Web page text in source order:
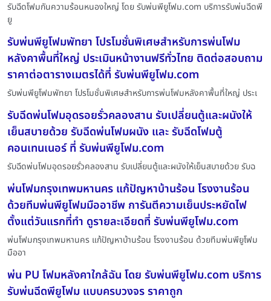
รับฉีดโฟมกันความร้อนหนองใหญ่ โดย รับพ่นพียูโฟม.com บริการรับพ่นฉีดพี
ยู
รับพ่นพียูโฟมพัทยา โปรโมชั่นพิเศษสำหรับการพ่นโฟม
หลังคาพื้นที่ใหญ่ ประเมินหน้างานฟรีทั่วไทย ติดต่อสอบถาม
ราคาต่อตารางเมตรได้ที่ รับพ่นพียูโฟม.com
รับพ่นพียูโฟมพัทยา โปรโมชั่นพิเศษสำหรับการพ่นโฟมหลังคาพื้นที่ใหญ่ ประเ
รับฉีดพ่นโฟมอุดรอยรั่วคลองสาน รับเปลี่ยนตู้และผนังให้
เย็นสบายด้วย รับฉีดพ่นโฟมผนัง และ รับฉีดโฟมตู้
คอนเทนเนอร์ ที่ รับพ่นพียูโฟม.com
รับฉีดพ่นโฟมอุดรอยรั่วคลองสาน รับเปลี่ยนตู้และผนังให้เย็นสบายด้วย รับฉ
พ่นโฟมกรุงเทพมหานคร แก้ปัญหาบ้านร้อน โรงงานร้อน
ด้วยทีมพ่นพียูโฟมมืออาชีพ การันตีความเย็นประหยัดไฟ
ตั้งแต่วันแรกที่ทำ ดูรายละเอียดที่ รับพ่นพียูโฟม.com
พ่นโฟมกรุงเทพมหานคร แก้ปัญหาบ้านร้อน โรงงานร้อน ด้วยทีมพ่นพียูโฟม
มืออา
พ่น PU โฟมหลังคาใกล้ฉัน โดย รับพ่นพียูโฟม.com บริการ
รับพ่นฉีดพียูโฟม แบบครบวงจร ราคาถูก